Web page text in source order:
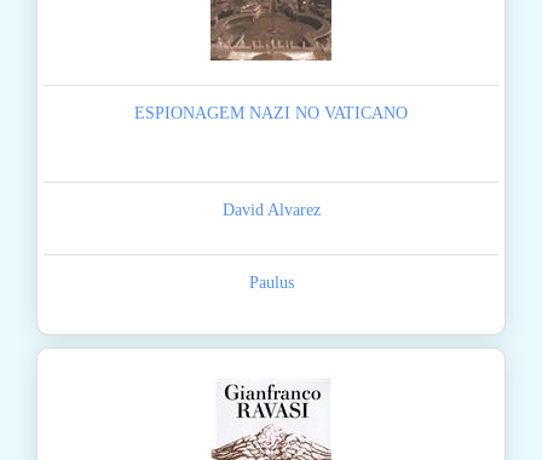
ESPIONAGEM NAZI NO VATICANO
David Alvarez
Paulus